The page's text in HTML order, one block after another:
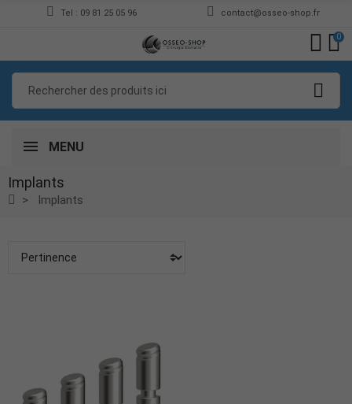
Tel : 09 81 25 05 96 contact@osseo-shop.fr
0
MENU
Implants
Implants